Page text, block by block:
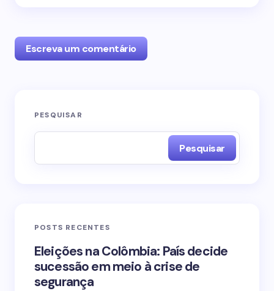
Escreva um comentário
O seu endereço de e-mail não será publicado.
Your Comment *
PESQUISAR
Pesquisar
POSTS RECENTES
Eleições na Colômbia: País decide
sucessão em meio à crise de
segurança